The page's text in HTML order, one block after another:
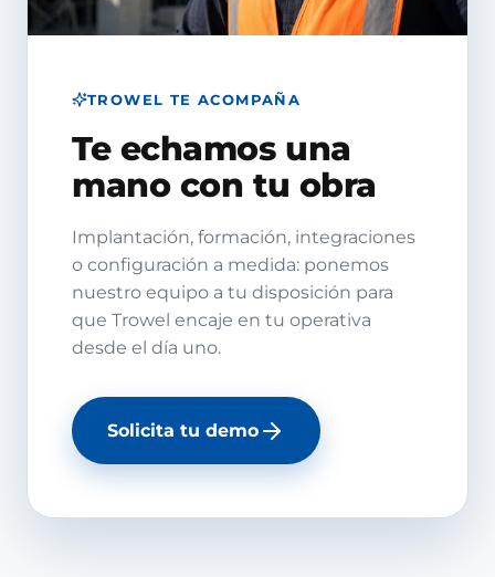
TROWEL TE ACOMPAÑA
Te echamos una
mano con tu obra
Implantación, formación, integraciones
o configuración a medida: ponemos
nuestro equipo a tu disposición para
que Trowel encaje en tu operativa
desde el día uno.
Solicita tu demo